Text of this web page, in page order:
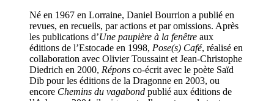
Né en 1967 en Lorraine, Daniel Bourrion a publié en
revues, en recueils, par actions et par omissions. Après
les publications d’Une paupière à la fenêtre aux
éditions de l’Estocade en 1998, Pose(s) Café, réalisé en
collaboration avec Olivier Toussaint et Jean-Christophe
Diedrich en 2000, Répons co-écrit avec le poète Saïd
Dib pour les éditions de la Dragonne en 2003, ou
encore Chemins du vagabond publié aux éditions de